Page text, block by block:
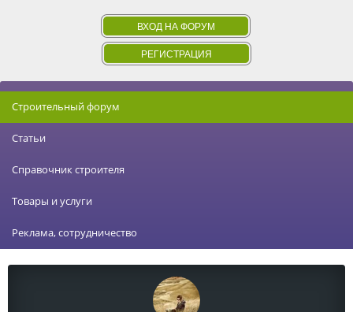
ВХОД НА ФОРУМ
РЕГИСТРАЦИЯ
Строительный форум
Статьи
Справочник строителя
Товары и услуги
Реклама, сотрудничество